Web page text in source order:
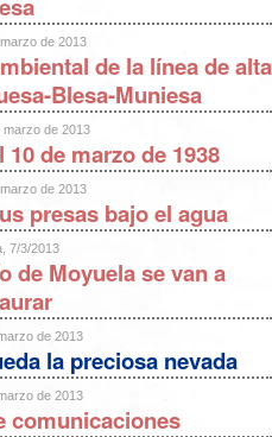
de 2013
de la línea de alta
Blesa-Muniesa
marzo de 2013
de marzo de 1938
de 2013
presas bajo el agua
7/3/2013
de Moyuela se van a
de 2013
la preciosa nevada
de 2013
comunicaciones